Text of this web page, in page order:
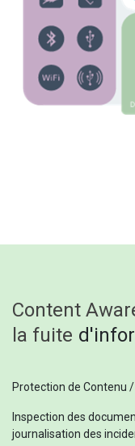
Content
la fuite
Protection de Contenu
Inspection des
journalisation des